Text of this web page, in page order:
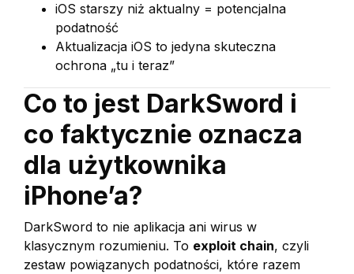
iOS starszy niż aktualny = potencjalna
podatność
Aktualizacja iOS to jedyna skuteczna
ochrona „tu i teraz”
Co to jest DarkSword i
co faktycznie oznacza
dla użytkownika
iPhone’a?
DarkSword to nie aplikacja ani wirus w
klasycznym rozumieniu. To exploit chain, czyli
zestaw powiązanych podatności, które razem